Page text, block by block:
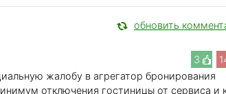
обновить
3
жалобу в агрегатор бронирования
отключения гостиницы от сервиса и